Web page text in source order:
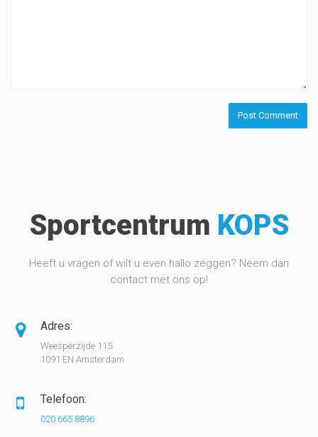
Sportcentrum KOPS
Heeft u vragen of wilt u even hallo zeggen? Neem dan
contact met ons op!
Adres:
Weesperzijde 115
1091 EN Amsterdam
Telefoon:
020 665 8896